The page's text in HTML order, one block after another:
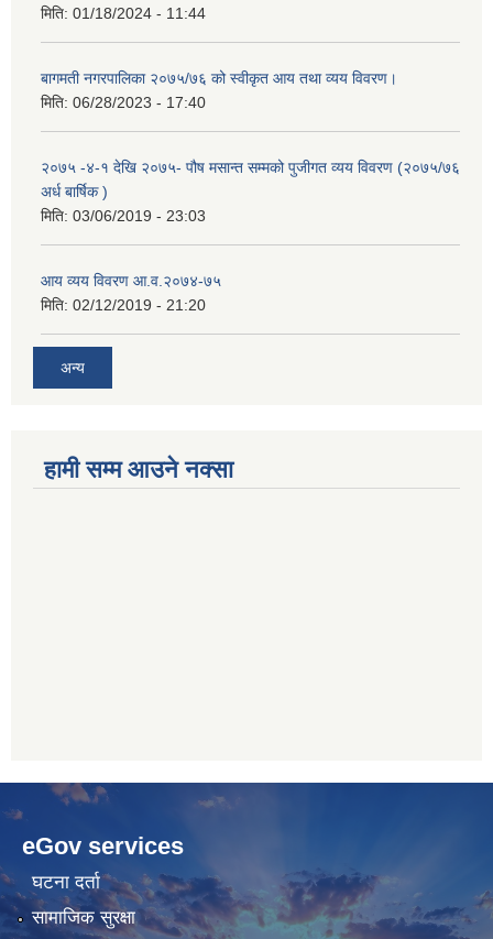
मिति: 01/18/2024 - 11:44
बागमती नगरपालिका २०७५/७६ को स्वीकृत आय तथा व्यय विवरण।
मिति: 06/28/2023 - 17:40
२०७५ -४-१ देखि २०७५- पौष मसान्त सम्मको पुजीगत व्यय विवरण (२०७५/७६
अर्ध बार्षिक )
मिति: 03/06/2019 - 23:03
आय व्यय विवरण आ.व.२०७४-७५
मिति: 02/12/2019 - 21:20
अन्य
हामी सम्म आउने नक्सा
betwild
cratosroyalbet
bahis
siteleri
hdasianporns.net
lunadark.org
bahis
siteleri
eGov services
घटना दर्ता
सामाजिक सुरक्षा